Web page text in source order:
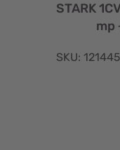
STARK
mp
SKU: 121445